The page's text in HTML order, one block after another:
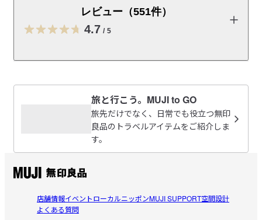
店舗受け取り可・コンビニ受け取り可
レビュー（551件）
4.7 / 5
メッシュポーチで暑さ対策！
保冷剤をいれて、カラビナで吊るしています。リュックに
sunny
旅と行こう。MUJI to GO
旅先だけでなく、日常でも役立つ無印
良品のトラベルアイテムをご紹介しま
す。
店舗情報イベントローカルニッポンMUJI SUPPORT空間設計
よくある質問